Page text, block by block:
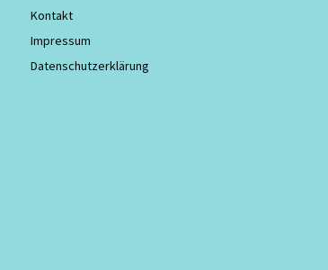
Kontakt
Impressum
Datenschutzerklärung